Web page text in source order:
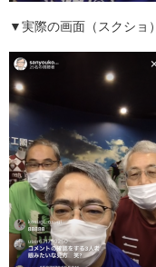
▼実際の画面（スクショ